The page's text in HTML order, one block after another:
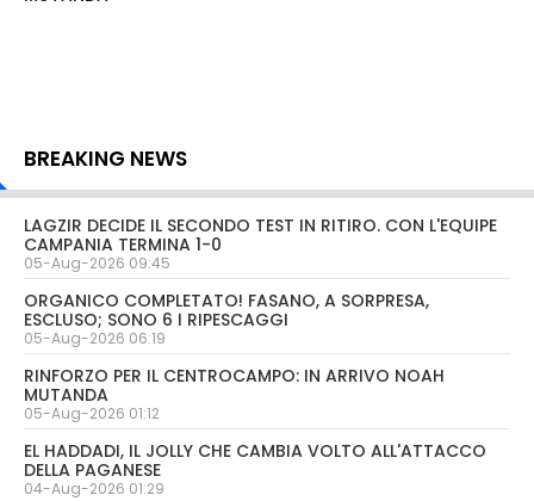
BREAKING NEWS
LAGZIR DECIDE IL SECONDO TEST IN RITIRO. CON L'EQUIPE
CAMPANIA TERMINA 1-0
05-Aug-2026 09:45
ORGANICO COMPLETATO! FASANO, A SORPRESA,
ESCLUSO; SONO 6 I RIPESCAGGI
05-Aug-2026 06:19
RINFORZO PER IL CENTROCAMPO: IN ARRIVO NOAH
MUTANDA
05-Aug-2026 01:12
EL HADDADI, IL JOLLY CHE CAMBIA VOLTO ALL'ATTACCO
DELLA PAGANESE
04-Aug-2026 01:29